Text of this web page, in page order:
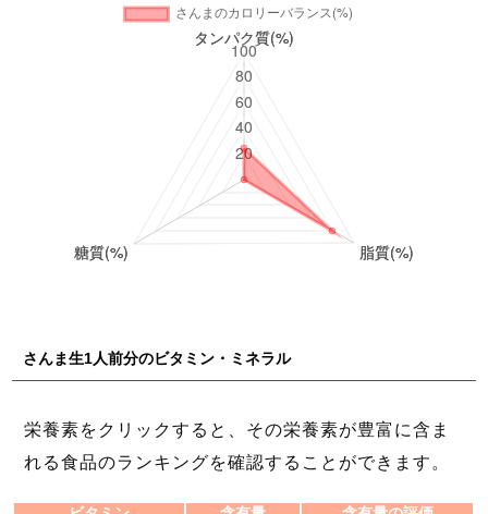
さんま生1人前分のビタミン・ミネラル
栄養素をクリックすると、その栄養素が豊富に含ま
れる食品のランキングを確認することができます。